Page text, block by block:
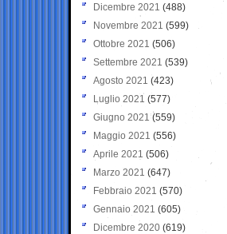
Dicembre 2021 (488)
Novembre 2021 (599)
Ottobre 2021 (506)
Settembre 2021 (539)
Agosto 2021 (423)
Luglio 2021 (577)
Giugno 2021(559)
Maggio 2021 (556)
Aprile 2021 (506)
Marzo 2021 (647)
Febbraio 2021 (570)
Gennaio 2021 (605)
Dicembre 2020 (619)